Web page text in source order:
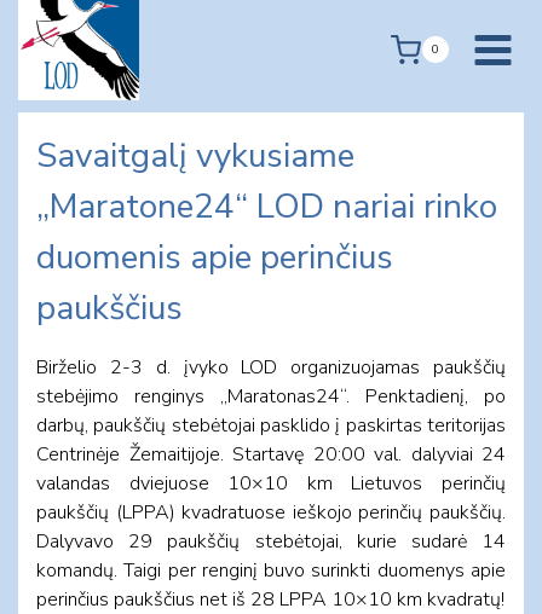
content
0
Savaitgalį vykusiame
„Maratone24“ LOD nariai rinko
duomenis apie perinčius
paukščius
Birželio 2-3 d. įvyko LOD organizuojamas paukščių
stebėjimo renginys „Maratonas24“. Penktadienį, po
darbų, paukščių stebėtojai pasklido į paskirtas teritorijas
Centrinėje Žemaitijoje. Startavę 20:00 val. dalyviai 24
valandas dviejuose 10×10 km Lietuvos perinčių
paukščių (LPPA) kvadratuose ieškojo perinčių paukščių.
Dalyvavo 29 paukščių stebėtojai, kurie sudarė 14
komandų. Taigi per renginį buvo surinkti duomenys apie
perinčius paukščius net iš 28 LPPA 10×10 km kvadratų!